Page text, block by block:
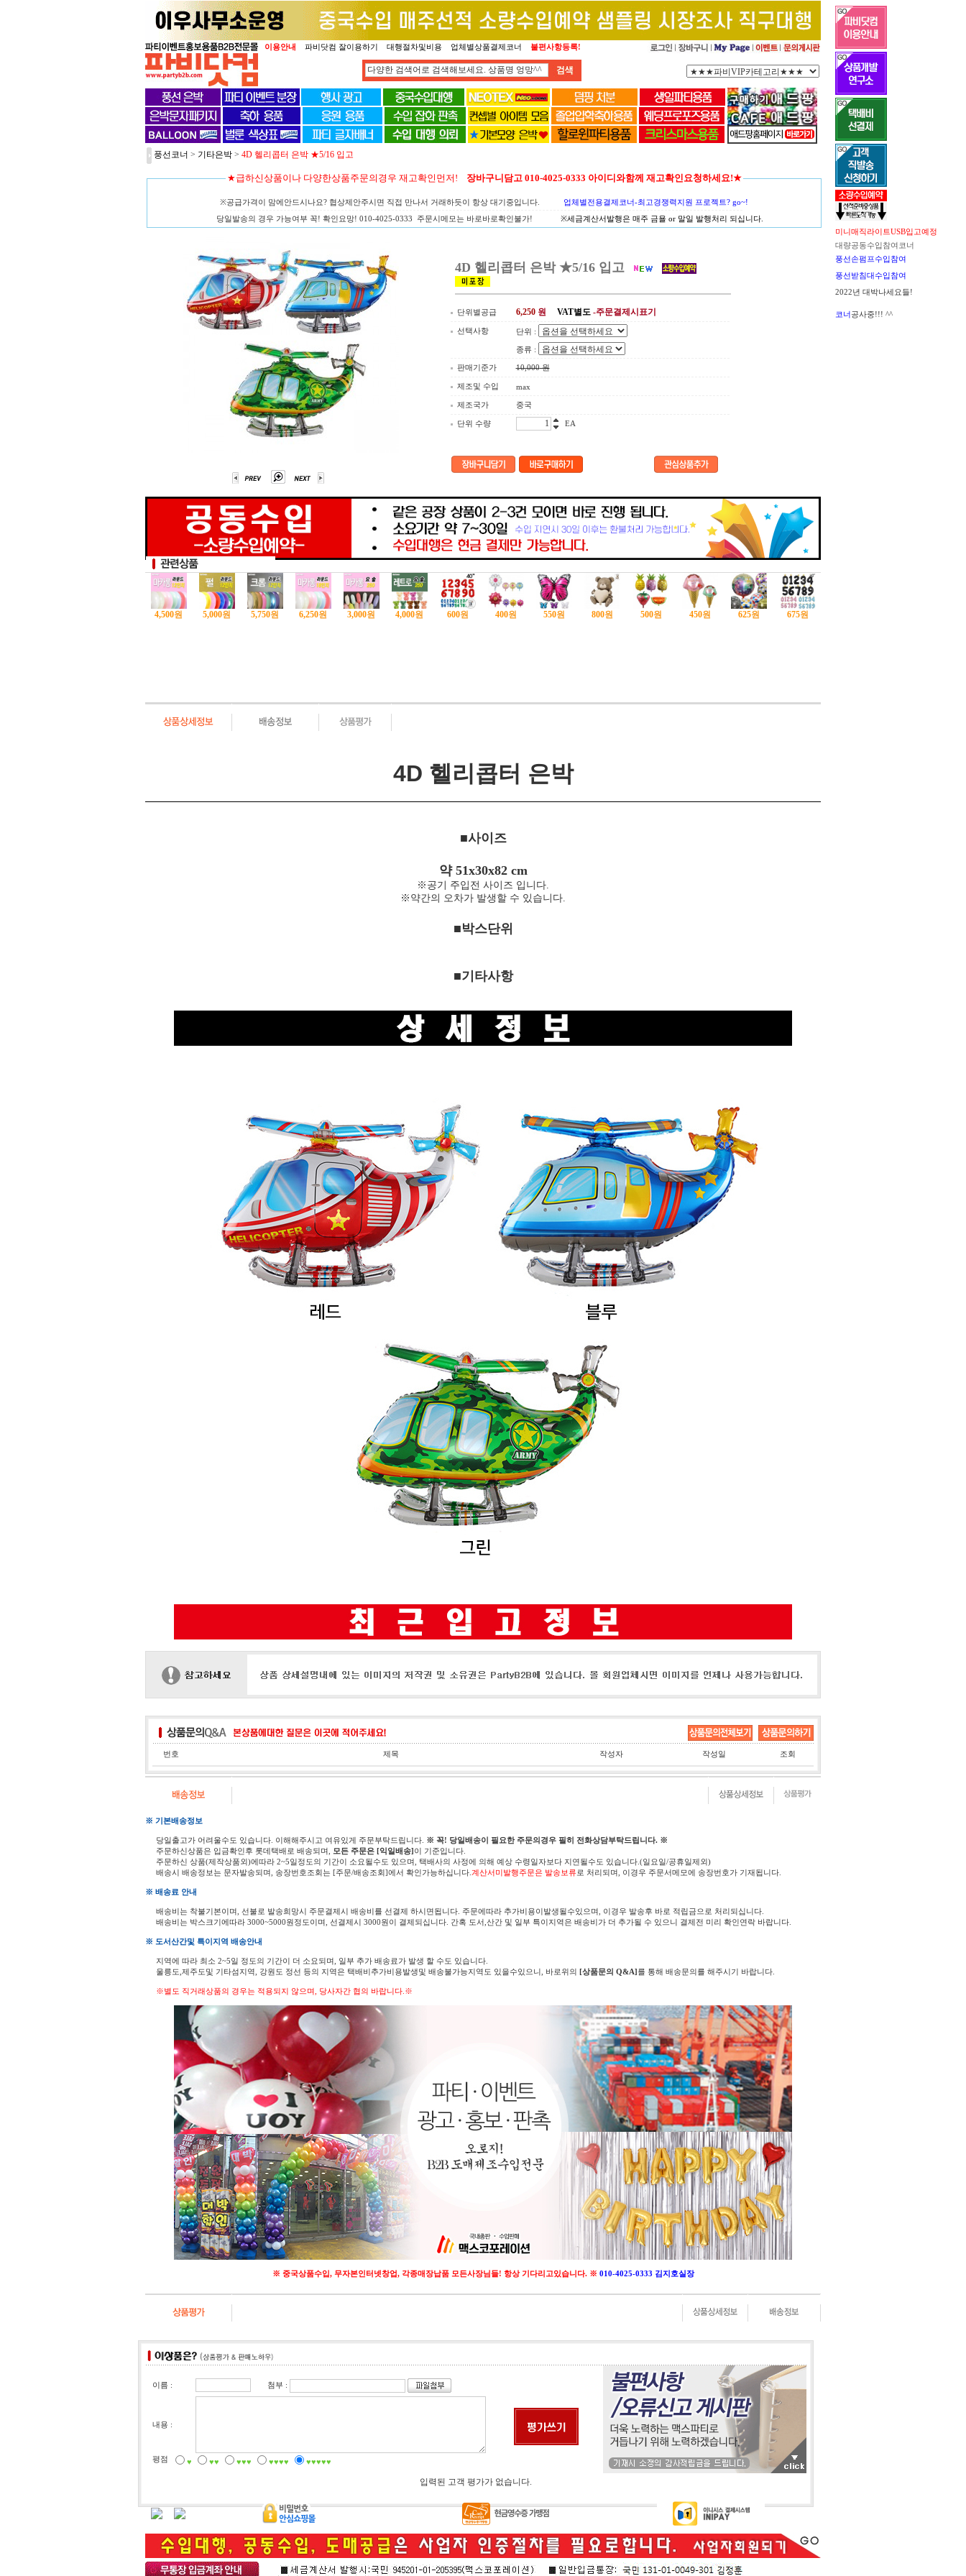
이용안내 파비닷컴 잘이용하기 대행절차및비용 업체별상품결제코너 불편사항등록!
풍선코너 > 기타은박 > 4D 헬리콥터 은박 ★5/16 입고
★급하신상품이나 다양한상품주문의경우 재고확인먼저! 장바구니담고 010-4025-0333 아이디와함께 재고확인요청하세요!★
※공급가격이 맘에안드시나요? 협상제안주시면 직접 만나서 거래하듯이 항상 대기중입니다. 업체별전용결제코너-최고경쟁력지원 프로젝트? go~!
당일발송의 경우 가능여부 꼭! 확인요망! 010-4025-0333 주문시메모는 바로바로확인불가! ※세금계산서발행은 매주 금욜 or 말일 발행처리 되십니다.
4D 헬리콥터 은박 ★5/16 입고
단위별공급 6,250원 VAT별도-주문결제시표기
선택사항 단위 :
종류 :
판매기준가 10,000원
제조및 수입 max
제조국가 중국
단위 수량 EA
4,500원 5,000원 5,750원 6,250원 3,000원 4,000원 600원 400원 550원 800원 500원 450원 625원 675원
4D 헬리콥터 은박
■사이즈
약 51x30x82 cm
※공기 주입전 사이즈 입니다.
※약간의 오차가 발생할 수 있습니다.
■박스단위
■기타사항
번호 제목 작성자 작성일 조회
※ 기본배송정보
당일출고가 어려울수도 있습니다. 이해해주시고 여유있게 주문부탁드립니다. ※ 꼭! 당일배송이 필요한 주문의경우 필히 전화상담부탁드립니다. ※
주문하신상품은 입금확인후 롯데택배로 배송되며,
모든 주문은 [익일배송]이 기준입니다.
주문하신 상품(제작상품외)에따라 2~5일정도의 기간이 소요될수도 있으며, 택배사의 사정에 의해 예상 수령일자보다 지연될수도 있습니다.(일요일/공휴일제외)
배송시 배송정보는 문자발송되며, 송장번호조회는 [주문/배송조회]에서 확인가능하십니다. 계산서미발행주문은 발송보류로 처리되며, 이경우 주문서메모에 송장번호가 기재됩니다.
※ 배송료 안내
배송비는 착불기본이며, 선불로 발송희망시 주문결제시 배송비를 선결제 하시면됩니다. 주문에따라 추가비용이발생될수있으며, 이경우 발송후 바로 적립금으로 처리되십니다.
배송비는 박스크기에따라 3000~5000원정도이며, 선결제시 3000원이 결제되십니다. 간혹 도서,산간 및 일부 특이지역은 배송비가 더 추가될 수 있으니 결제전 미리 확인연락 바랍니다.
※ 도서산간및 특이지역 배송안내
지역에 따라 최소 2~5일 정도의 기간이 더 소요되며, 일부 추가 배송료가 발생 할 수도 있습니다.
울릉도,제주도및 기타섬지역, 강원도 정선 등의 지역은 택배비추가비용발생및 배송불가능지역도 있을수있으니, 바로위의 [상품문의 Q&A]를 통해 배송문의를 해주시기 바랍니다.
※별도 직거래상품의 경우는 적용되지 않으며, 당사자간 협의 바랍니다.※
※ 중국상품수입, 무자본인터넷창업, 각종매장납품 모든사장님들! 항상 기다리고있습니다. ※ 010-4025-0333 김지호실장
이름 : 첨부 :
내용 :
평점 ♥ ♥♥ ♥♥♥ ♥♥♥♥ ♥♥♥♥♥
입력된 고객 평가가 없습니다.
미니매직라이트USB입고예정
대량공동수입참여코너
풍선손펌프수입참여
풍선받침대수입참여
2022년 대박나세요들!
코너공사중!!! ^^